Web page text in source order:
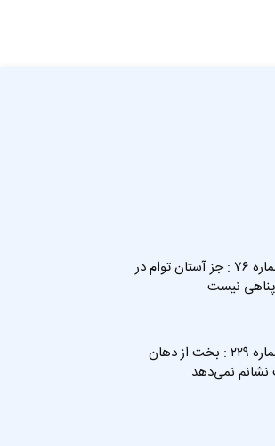
غزل شماره ۷۶ : جز آستان توام در
نیست
غزل شماره ۲۲۹ : بخت از دهان
نمی‌دهد